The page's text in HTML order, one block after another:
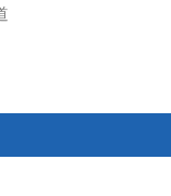
版）》 20130522 17:40